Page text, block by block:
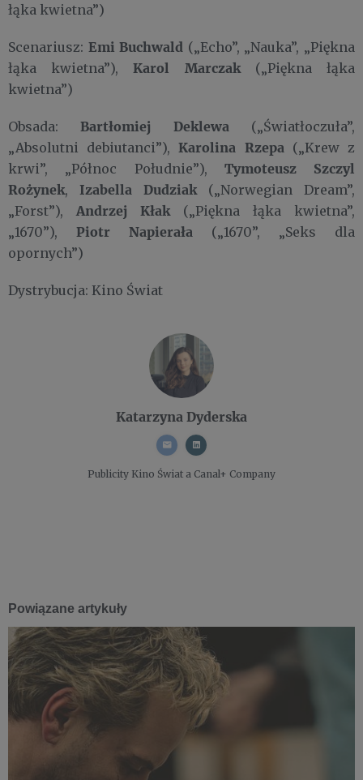
łąka kwietna”)
Scenariusz: Emi Buchwald („Echo”, „Nauka”, „Piękna
łąka kwietna”),Karol Marczak(„Piękna łąka
kwietna”)
Obsada:Bartłomiej Deklewa („Światłoczuła”,
„Absolutni debiutanci”),Karolina Rzepa („Krew z
krwi”, „Północ Południe”), Tymoteusz Szczyl
Rożynek, Izabella Dudziak („Norwegian Dream”,
„Forst”), Andrzej Kłak („Piękna łąka kwietna”,
„1670”), Piotr Napierała („1670”, „Seks dla
opornych”)
Dystrybucja: Kino Świat
Katarzyna Dyderska
Publicity Kino Świat a Canal+ Company
Powiązane artykuły